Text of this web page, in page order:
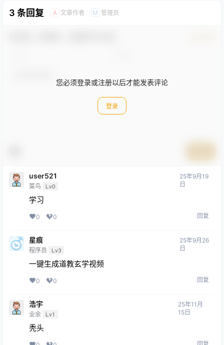
3 条回复 A 文章作者 M 管理员
您必须登录或注册以后才能发表评论
登录
user521
菜鸟 Lv0
25年9月19
日
学习
0 0 回复
星痕
程序员 Lv3
25年9月26
日
一键生成道教玄学视频
0 0 回复
浩宇
业余 Lv1
25年11月
15日
秃头